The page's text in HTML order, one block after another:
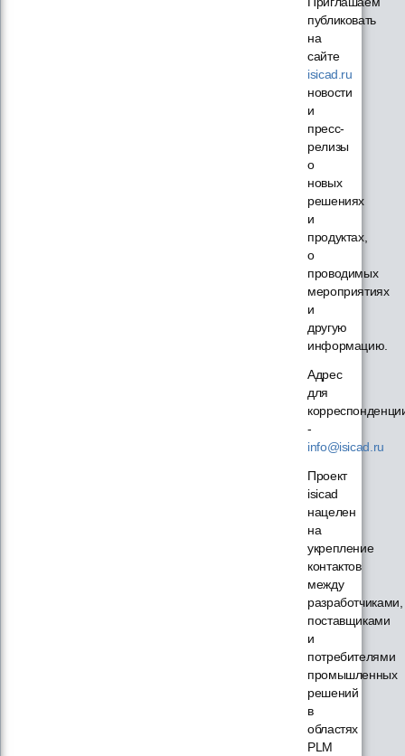
публиковать
на
сайте
isicad.ru
новости
и
пресс-
релизы
о
новых
решениях
и
продуктах,
о
проводимых
мероприятиях
и
другую
информацию.
Адрес
для
-
info@isicad.ru
Проект
isicad
нацелен
на
укрепление
контактов
между
разработчиками,
поставщиками
и
потребителями
промышленных
решений
в
областях
PLM